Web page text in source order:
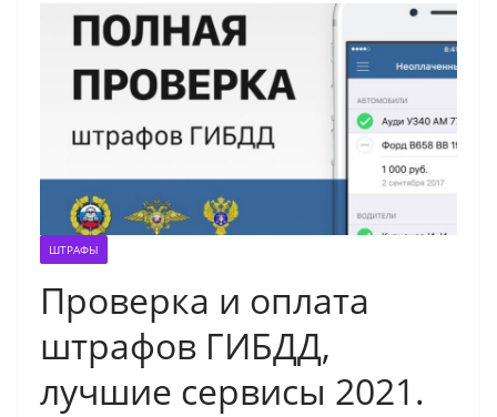
ШТРАФЫ
Проверка и оплата
штрафов ГИБДД,
лучшие сервисы 2021.